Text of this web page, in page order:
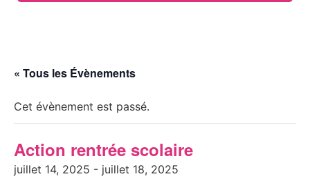
« Tous les Évènements
Cet évènement est passé.
Action rentrée scolaire
juillet 14, 2025 - juillet 18, 2025